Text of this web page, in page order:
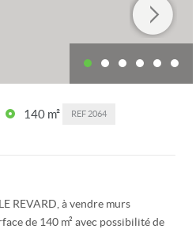
140 m² REF 2064
REVARD, à vendre murs
de 140 m² avec possibilité de